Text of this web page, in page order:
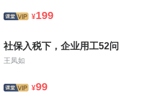
遲了貨幣的投放，在票據到期還
貨幣，使貨幣供給增加，要麼
動到期的中央銀行票據需要還本
給大幅增加。這說明在
中央銀行票據，以免在流動性
票據到期需集中償還，被動的
¥199
社保入税下，企业用工52问
王凤如
¥99